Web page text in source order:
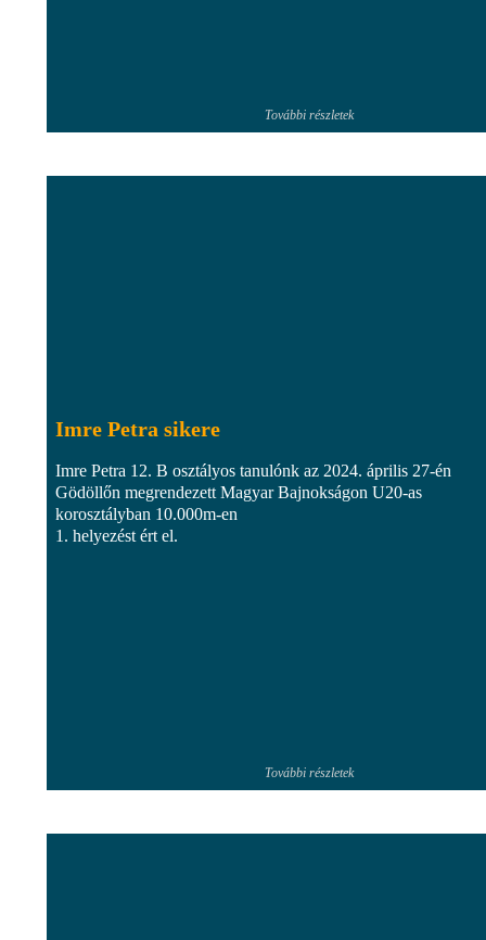
További részletek
Imre Petra sikere
Imre Petra 12. B osztályos tanulónk az 2024. április 27-én
Gödöllőn megrendezett Magyar Bajnokságon U20-as
korosztályban 10.000m-en
1. helyezést ért el.
További részletek